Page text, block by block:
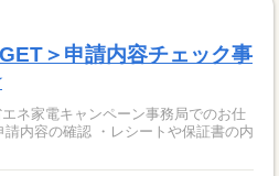
＞申請内容チェック事